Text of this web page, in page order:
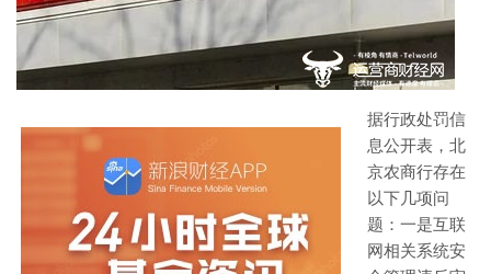
据行政处罚信
息公开表，北
京农商行存在
以下几项问
题：一是互联
网相关系统安